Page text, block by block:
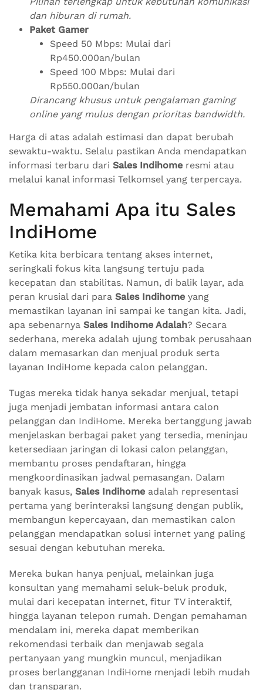
dan hiburan di rumah.
Paket Gamer
Speed 50 Mbps: Mulai dari
Rp450.000an/bulan
Speed 100 Mbps: Mulai dari
Rp550.000an/bulan
Dirancang khusus untuk pengalaman gaming
online yang mulus dengan prioritas bandwidth.
Harga di atas adalah estimasi dan dapat berubah
sewaktu-waktu. Selalu pastikan Anda mendapatkan
informasi terbaru dari Sales Indihome resmi atau
melalui kanal informasi Telkomsel yang terpercaya.
Memahami Apa itu Sales
IndiHome
Ketika kita berbicara tentang akses internet,
seringkali fokus kita langsung tertuju pada
kecepatan dan stabilitas. Namun, di balik layar, ada
peran krusial dari para Sales Indihome yang
memastikan layanan ini sampai ke tangan kita. Jadi,
apa sebenarnya Sales Indihome Adalah? Secara
sederhana, mereka adalah ujung tombak perusahaan
dalam memasarkan dan menjual produk serta
layanan IndiHome kepada calon pelanggan.
Tugas mereka tidak hanya sekadar menjual, tetapi
juga menjadi jembatan informasi antara calon
pelanggan dan IndiHome. Mereka bertanggung jawab
menjelaskan berbagai paket yang tersedia, meninjau
ketersediaan jaringan di lokasi calon pelanggan,
membantu proses pendaftaran, hingga
mengkoordinasikan jadwal pemasangan. Dalam
banyak kasus, Sales Indihome adalah representasi
pertama yang berinteraksi langsung dengan publik,
membangun kepercayaan, dan memastikan calon
pelanggan mendapatkan solusi internet yang paling
sesuai dengan kebutuhan mereka.
Mereka bukan hanya penjual, melainkan juga
konsultan yang memahami seluk-beluk produk,
mulai dari kecepatan internet, fitur TV interaktif,
hingga layanan telepon rumah. Dengan pemahaman
mendalam ini, mereka dapat memberikan
rekomendasi terbaik dan menjawab segala
pertanyaan yang mungkin muncul, menjadikan
proses berlangganan IndiHome menjadi lebih mudah
dan transparan.